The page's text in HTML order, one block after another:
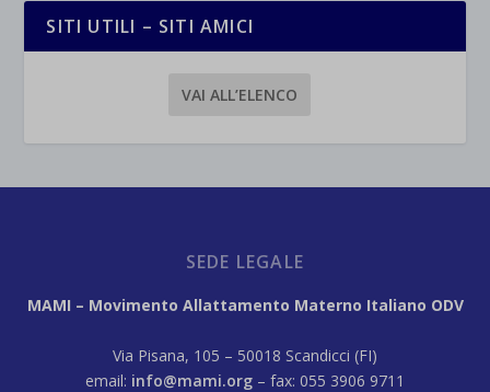
SITI UTILI – SITI AMICI
VAI ALL’ELENCO
SEDE LEGALE
MAMI – Movimento Allattamento Materno Italiano ODV
Via Pisana, 105 – 50018 Scandicci (FI)
email: info@mami.org – fax: 055 3906 9711